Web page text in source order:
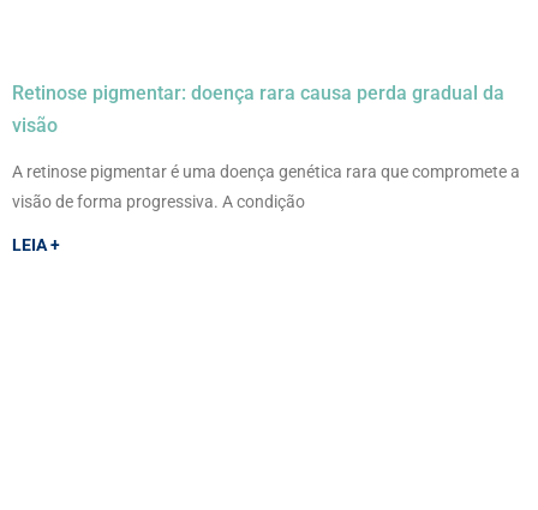
Retinose pigmentar: doença rara causa perda gradual da
visão
A retinose pigmentar é uma doença genética rara que compromete a
visão de forma progressiva. A condição
LEIA +